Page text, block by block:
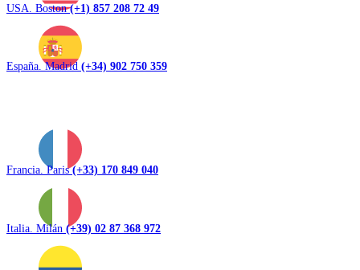
USA. Boston(+1) 857 208 72 49
España. Madrid (+34) 902 750 359
Francia. Paris(+33) 170 849 040
Italia. Milán (+39) 02 87 368 972